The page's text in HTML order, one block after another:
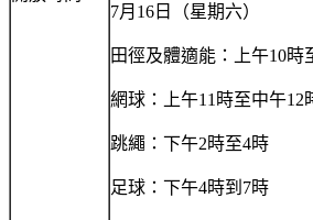
7月16日（星期六）
田徑及體適能：上午10時
網球：上午11時至中午12
跳繩：下午2時至4時
足球：下午4時到7時